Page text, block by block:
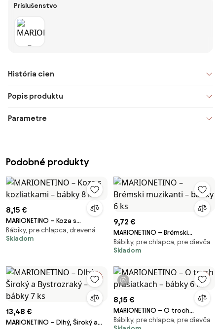
Príslušenstvo
História cien
Popis produktu
Parametre
Podobné produkty
8,15 €
MARIONETINO – Koza s
kozliatkami – bábky 8 ks
Bábiky, pre chlapca, drevená
Skladom
9,72 €
MARIONETINO – Brémski
muzikanti – bábky 6 ks
Bábiky, pre chlapca, pre dievča
Skladom
13,48 €
MARIONETINO – Dlhý, Široký a
1 video
8,15 €
MARIONETINO – O troch
prasiatkach – bábky 6 ks
Bábiky, pre chlapca, pre dievča